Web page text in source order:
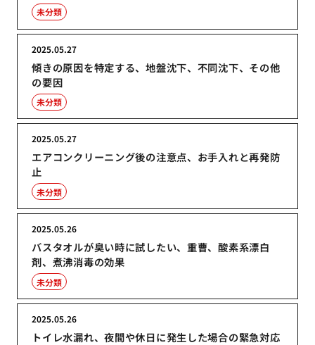
未分類
傾きの原因を特定する、地盤沈下、不同沈下、その他
の要因
2025.05.27
未分類
エアコンクリーニング後の注意点、お手入れと再発防
止
2025.05.27
未分類
バスタオルが臭い時に試したい、重曹、酸素系漂白
剤、煮沸消毒の効果
2025.05.26
未分類
トイレ水漏れ、夜間や休日に発生した場合の緊急対応
2025.05.26